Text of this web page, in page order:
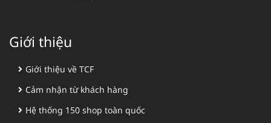
Giới thiệu
Giới thiệu về TCF
Cảm nhận từ khách hàng
Hệ thống 150 shop toàn quốc